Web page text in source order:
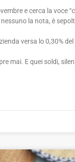
e cerca la voce
la nota, è
versa lo 0,30%
mai. E quei soldi,